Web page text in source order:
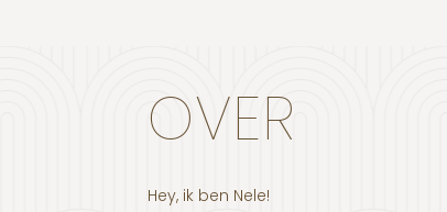
OVER
Hey, ik ben Nele!